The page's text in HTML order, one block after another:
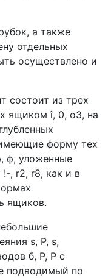
а также
отдельных
осуществлено и
состоит из трех
ящиком î, 0, о3, на
форму тех
ф, уложенные
, r2, r8, как и в
ящиков.
s, Р, s,
б, Р, Р с
подводимый по